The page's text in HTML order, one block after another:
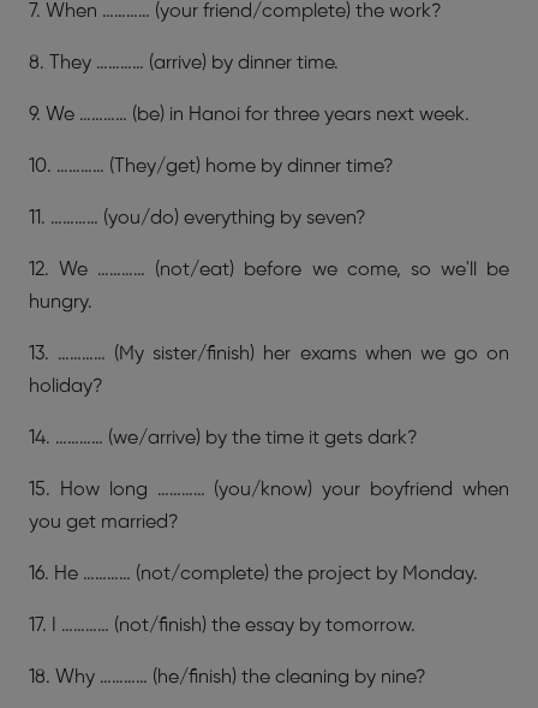
7. When ………… (your friend/complete) the work?
8. They ………… (arrive) by dinner time.
9. We ………… (be) in Hanoi for three years next week.
10. ………… (They/get) home by dinner time?
11. ………… (you/do) everything by seven?
12. We ………… (not/eat) before we come, so we'll be
hungry.
13. ………… (My sister/finish) her exams when we go on
holiday?
14. ………… (we/arrive) by the time it gets dark?
15. How long ………… (you/know) your boyfriend when
you get married?
16. He ………… (not/complete) the project by Monday.
17. I ………… (not/finish) the essay by tomorrow.
18. Why ………… (he/finish) the cleaning by nine?